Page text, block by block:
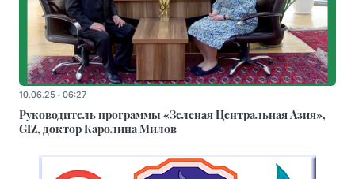
10.06.25 - 06:27
Руководитель программы «Зеленая Центральная Азия»,
GIZ, доктор Каролина Милов